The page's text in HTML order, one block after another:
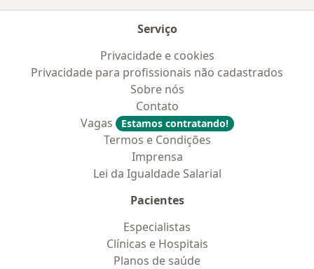
Serviço
Privacidade e cookies
Privacidade para profissionais não cadastrados
Sobre nós
Contato
Vagas
Estamos contratando!
Termos e Condições
Imprensa
Lei da Igualdade Salarial
Pacientes
Especialistas
Clínicas e Hospitais
Planos de saúde